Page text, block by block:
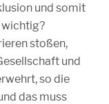
und somit
wichtig?
stoßen,
und
so die
das muss